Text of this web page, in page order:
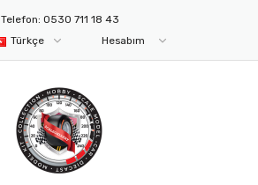
Telefon: 0530 711 18 43
Türkçe Hesabım